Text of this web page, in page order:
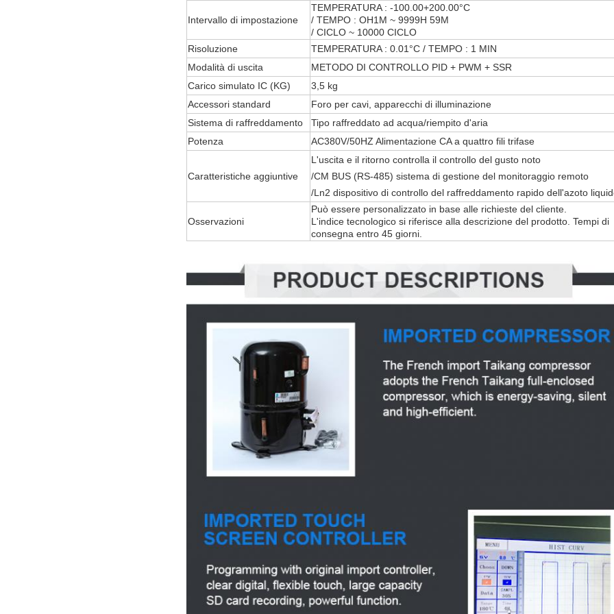
Intervallo di impostazione
TEMPERATURA : -100.00+200.00°C
/ TEMPO : OH1M ~ 9999H 59M
/ CICLO ~ 10000 CICLO
Risoluzione
TEMPERATURA : 0.01°C / TEMPO : 1 MIN
Modalità di uscita
METODO DI CONTROLLO PID + PWM + SSR
Carico simulato IC (KG)
3,5 kg
Accessori standard
Foro per cavi, apparecchi di illuminazione
Sistema di raffreddamento
Tipo raffreddato ad acqua/riempito d'aria
Potenza
AC380V/50HZ Alimentazione CA a quattro fili trifase
Caratteristiche aggiuntive
L'uscita e il ritorno controlla il controllo del gusto noto
/CM BUS (RS-485) sistema di gestione del monitoraggio remoto
/Ln2 dispositivo di controllo del raffreddamento rapido dell'azoto
Osservazioni
Può essere personalizzato in base alle richieste del cliente.
L'indice tecnologico si riferisce alla descrizione del prodotto. Tempi di
consegna entro 45 giorni.